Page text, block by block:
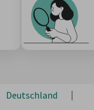
Deutschland